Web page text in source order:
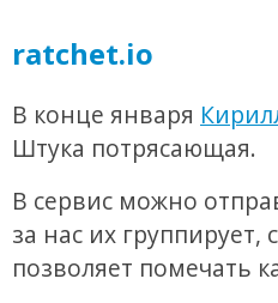
ratchet.io
В конце января
Штука потрясающая.
В сервис можно
за нас их
позволяет помечать